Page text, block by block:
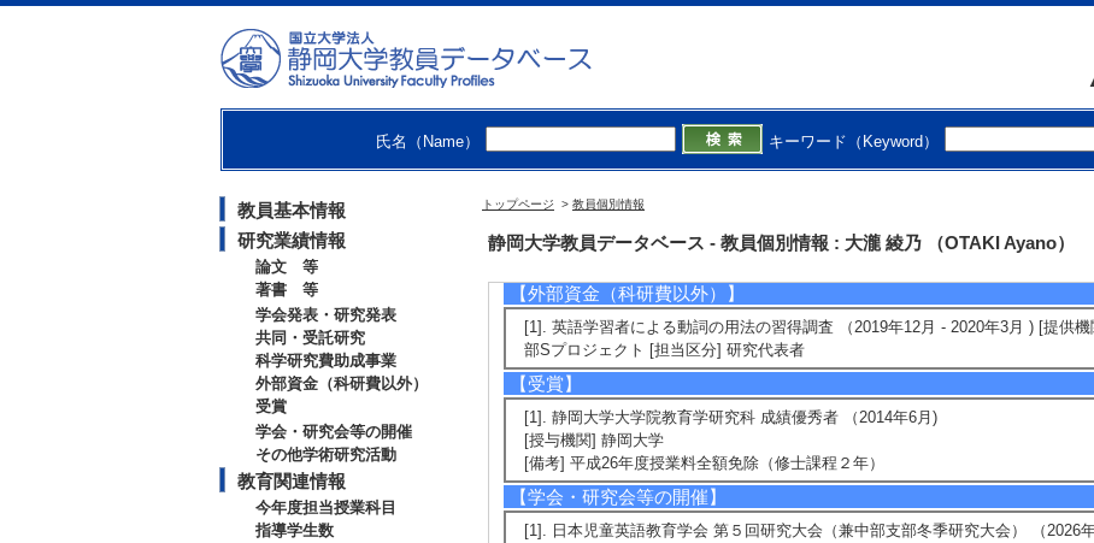
氏名（Name） キーワード（Keyword）
教員基本情報
研究業績情報
論文 等
著書 等
学会発表・研究発表
共同・受託研究
科学研究費助成事業
外部資金（科研費以外）
受賞
学会・研究会等の開催
その他学術研究活動
教育関連情報
今年度担当授業科目
指導学生数
トップページ > 教員個別情報
静岡大学教員データベース - 教員個別情報 : 大瀧 綾乃 （OTAKI Ayano）
[2]. 日本語母語話者による英語文法の習得困難度検証とその英語教育への応用
(C) 分担
[3]. 英語学習における明示的指導・誤り訂正の効果検証と指導法への応用 （
[5]. 省略現象における日英語対照とその獲得研究 （ 2020年4月 ～ 2023年3月 ）
【外部資金（科研費以外）】
[1]. 英語学習者による動詞の用法の習得調査 （2019年12月 - 2020年3月 ) [提供
部Sプロジェクト [担当区分] 研究代表者
【受賞】
[1]. 静岡大学大学院教育学研究科 成績優秀者 （2014年6月)
[授与機関] 静岡大学
[備考] 平成26年度授業料全額免除（修士課程２年）
【学会・研究会等の開催】
[1]. 日本児童英語教育学会 第５回研究大会（兼中部支部冬季研究大会） （2026